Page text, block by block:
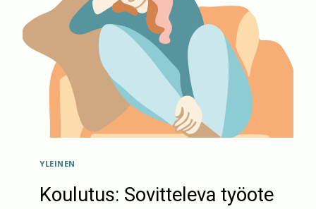
YLEINEN
Koulutus: Sovitteleva työote